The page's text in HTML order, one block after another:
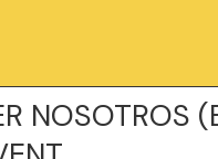
NOSOTROS